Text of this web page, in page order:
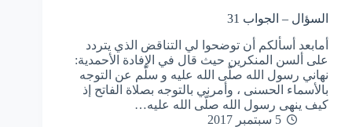
السؤال – الجواب 31
أمابعد أسألكم أن توضحوا لي التناقض الذي يتردد
على ألسن المنكرين حيث قال في الإفادة الأحمدية:
نهاني رسول الله صلّى الله عليه و سلّم عن التوجه
بالأسماء الحسنى ، وأمرني بالتوجه بصلاة الفاتح إذ
كيف ينهى رسول الله صلّى الله عليه…
5 سبتمبر 2017